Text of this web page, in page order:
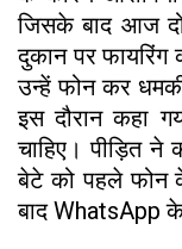
जिसके बाद आज
दुकान पर
उन्हें फोन कर
इस दौरान कहा
चाहिए। पीड़ित ने
बेटे को पहले फोन
बाद WhatsApp